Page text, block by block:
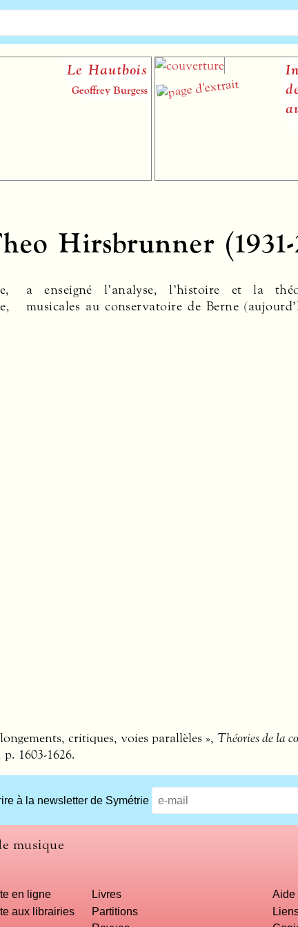
Le Hautbois
Geoffrey Burgess
des
Hirsbrunner (1931-
critiques, voies parallèles », Théories de la
1603-1626.
à la newsletter de Symétrie
musique
en ligne
aux librairies
Livres
Partitions
Aide